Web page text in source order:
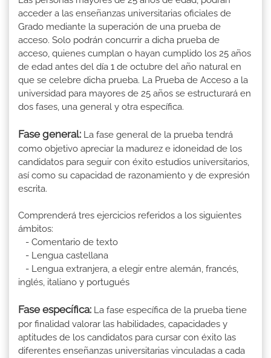
acceder a las enseñanzas universitarias oficiales de
Grado mediante la superación de una prueba de
acceso. Solo podrán concurrir a dicha prueba de
acceso, quienes cumplan o hayan cumplido los 25 años
de edad antes del día 1 de octubre del año natural en
que se celebre dicha prueba. La Prueba de Acceso a la
universidad para mayores de 25 años se estructurará en
dos fases, una general y otra específica.
Fase general: La fase general de la prueba tendrá
como objetivo apreciar la madurez e idoneidad de los
candidatos para seguir con éxito estudios universitarios,
así como su capacidad de razonamiento y de expresión
escrita.
Comprenderá tres ejercicios referidos a los siguientes
ámbitos:
- Comentario de texto
- Lengua castellana
- Lengua extranjera, a elegir entre alemán, francés,
inglés, italiano y portugués
Fase específica: La fase específica de la prueba tiene
por finalidad valorar las habilidades, capacidades y
aptitudes de los candidatos para cursar con éxito las
diferentes enseñanzas universitarias vinculadas a cada